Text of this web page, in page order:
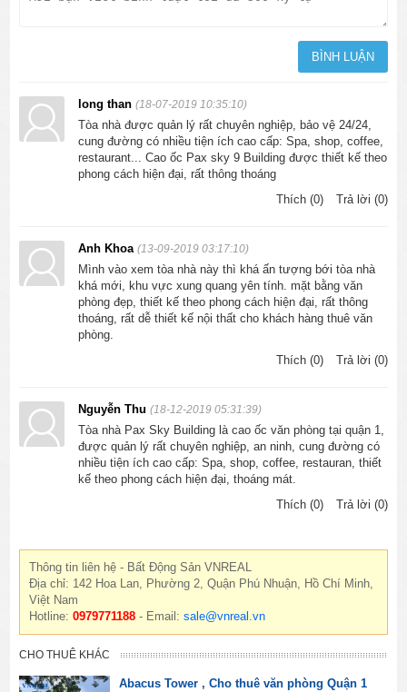
long than(18-07-2019 10:35:10)
Tòa nhà được quản lý rất chuyên nghiệp, bảo vệ 24/24,
cung đường có nhiều tiện ích cao cấp: Spa, shop, coffee,
restaurant... Cao ốc Pax sky 9 Building được thiết kế theo
phong cách hiện đại, rất thông thoáng
Thích (0)
Trả lời (0)
Anh Khoa(13-09-2019 03:17:10)
Mình vào xem tòa nhà này thì khá ấn tượng bới tòa nhà
khá mới, khu vực xung quang yên tính. mặt bằng văn
phòng đẹp, thiết kế theo phong cách hiện đại, rất thông
thoáng, rất dễ thiết kế nội thất cho khách hàng thuê văn
phòng.
Thích (0)
Trả lời (0)
Nguyễn Thu(18-12-2019 05:31:39)
Tòa nhà Pax Sky Building là cao ốc văn phòng tại quận 1,
được quản lý rất chuyên nghiệp, an ninh, cung đường có
nhiều tiện ích cao cấp: Spa, shop, coffee, restauran, thiết
kế theo phong cách hiện đại, thoáng mát.
Thích (0)
Trả lời (0)
Thông tin liên hệ - Bất Động Sản VNREAL
Địa chỉ: 142 Hoa Lan, Phường 2, Quận Phú Nhuận, Hồ Chí Minh,
Việt Nam
Hotline:0979771188 - Email:sale@vnreal.vn
CHO THUÊ KHÁC
Abacus Tower , Cho thuê văn phòng Quận 1